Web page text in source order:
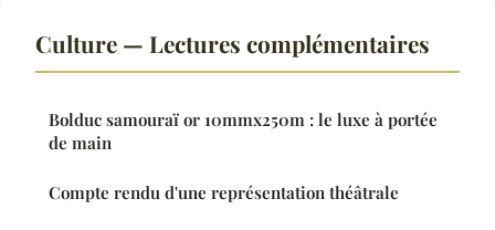
Culture — Lectures complémentaires
Bolduc samouraï or 10mmx250m : le luxe à portée
de main
Compte rendu d'une représentation théâtrale